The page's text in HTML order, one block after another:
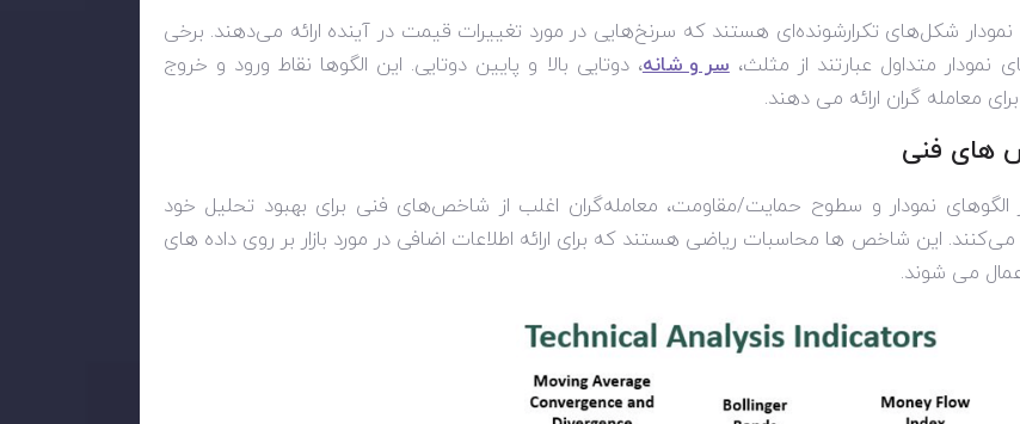
نمودار شکل‌های تکرارشونده‌ای هستند که سرنخ‌هایی در مورد تغییرات قیمت در آینده ارائه می‌دهند. برخی
نمودار متداول عبارتند از مثلث،سر و شانه، دوتایی بالا و پایین دوتایی. این الگوها نقاط ورود و خروج
برای معامله گران ارائه می دهند.
های فنی
الگوهای نمودار و سطوح حمایت/مقاومت، معامله‌گران اغلب از شاخص‌های فنی برای بهبود تحلیل خود
می‌کنند. این شاخص ها محاسبات ریاضی هستند که برای ارائه اطلاعات اضافی در مورد بازار بر روی داده های
می شوند.